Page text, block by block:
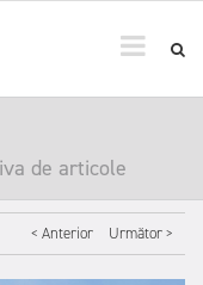
de articole
< Anterior Următor >